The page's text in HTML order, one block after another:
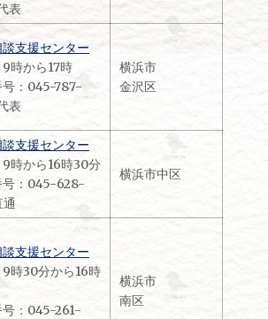
表
支援センター
時から17時
号：045-787-
表
横浜市
金沢区
支援センター
時から16時30分
号：045-628-
通
横浜市中区
支援センター
時30分から16時
号：045-261-
横浜市
南区